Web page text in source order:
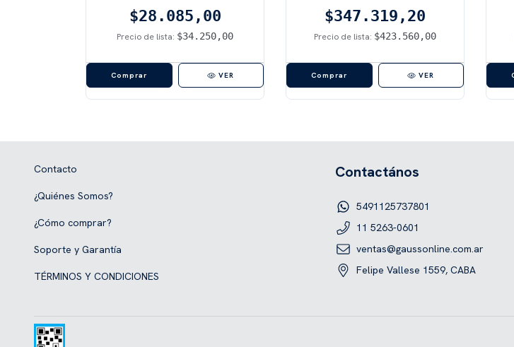
$28.085,00
Precio de lista: $34.250,00
VER
$347.319,20
Precio de lista: $423.560,00
VER
Contacto
¿Quiénes Somos?
¿Cómo comprar?
Soporte y Garantía
TÉRMINOS Y CONDICIONES
Contactános
5491125737801
11 5263-0601
ventas@gaussonline.com.ar
Felipe Vallese 1559, CABA